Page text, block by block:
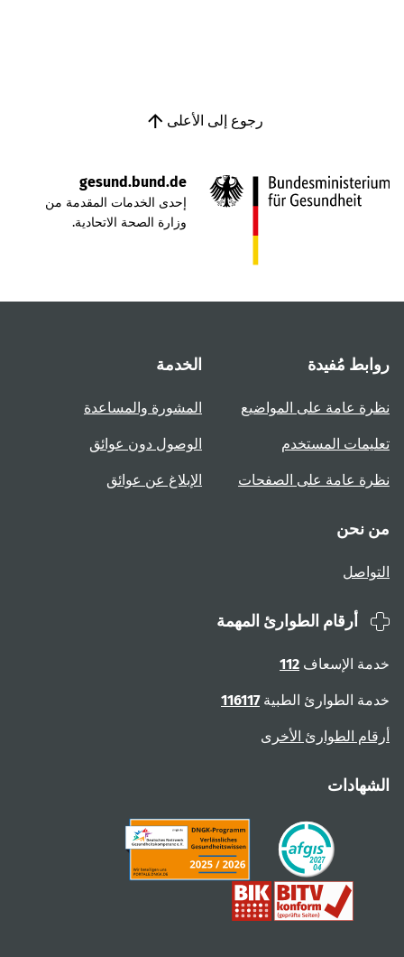
رجوع إلى الأعلى
gesund.bund.de
إحدى الخدمات المقدمة من
وزارة الصحة الاتحادية.
روابط مُفيدة
نظرة عامة على المواضيع
تعليمات المستخدم
نظرة عامة على الصفحات
الخدمة
المشورة والمساعدة
الوصول دون عوائق
الإبلاغ عن عوائق
من نحن
التواصل
أرقام الطوارئ المهمة
خدمة الإسعاف 112
خدمة الطوارئ الطبية116117
أرقام الطوارئ الأخرى
الشهادات